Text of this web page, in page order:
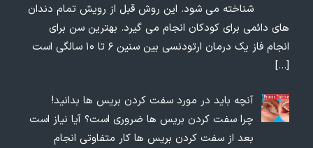
شناخته می شود. این روش قبل از رویش تمام دندان
های دائمی برای کودکان انجام می گیرد. بهترین سن برای
انجام فاز یک درمان ارتودنسی بین سنین ۶ تا ۱۰ سالگی است
[…]
آنچه باید در مورد سفت کردن بریس ها بدانید!
چرا سفت کردن بریس ها ضروری است؟ آیا نیاز است
بعد از سفت کردن بریس ها کار متفاوتی انجام